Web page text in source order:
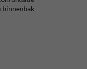
binnenbak